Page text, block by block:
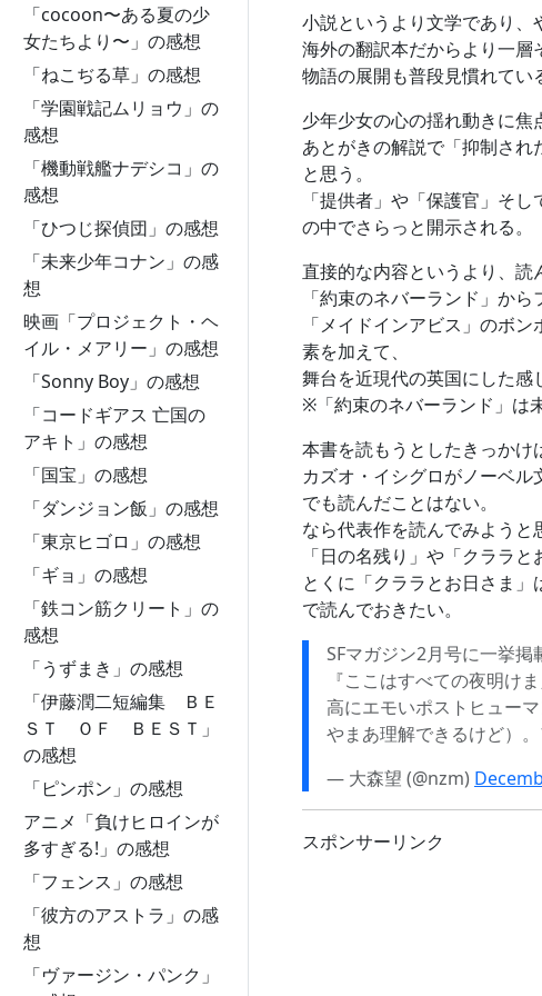
「cocoon〜ある夏の少
女たちより〜」の感想
「ねこぢる草」の感想
「学園戦記ムリョウ」の
感想
「機動戦艦ナデシコ」の
感想
「ひつじ探偵団」の感想
「未来少年コナン」の感
想
映画「プロジェクト・ヘ
イル・メアリー」の感想
「Sonny Boy」の感想
「コードギアス 亡国の
アキト」の感想
「国宝」の感想
「ダンジョン飯」の感想
「東京ヒゴロ」の感想
「ギョ」の感想
「鉄コン筋クリート」の
感想
「うずまき」の感想
「伊藤潤二短編集 ＢＥ
ＳＴ ＯＦ ＢＥＳＴ」
の感想
「ピンポン」の感想
アニメ「負けヒロインが
多すぎる!」の感想
「フェンス」の感想
「彼方のアストラ」の感
想
「ヴァージン・パンク」
小説というより文学であり、
海外の翻訳本だからより一層
物語の展開も普段見慣れてい
少年少女の心の揺れ動きに焦
あとがきの解説で「抑制さ
と思う。
「提供者」や「保護官」そ
の中でさらっと開示される。
直接的な内容というより、読
「約束のネバーランド」か
「メイドインアビス」のボ
素を加えて、
舞台を近現代の英国にした感
※「約束のネバーランド」は
本書を読もうとしたきっかけ
カズオ・イシグロがノーベル
でも読んだことはない。
なら代表作を読んでみようと
「日の名残り」や「クララ
とくに「クララとお日さま
で読んでおきたい。
SFマガジン2月号に一挙
『ここはすべての夜明け
高にエモいポストヒュー
やまあ理解できるけど）
— 大森望 (@nzm)
スポンサーリンク